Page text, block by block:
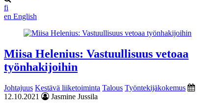
fi
en English
Miisa Helenius: Vastuullisuus vetoaa
työnhakijoihin
Johtajuus Kestävä liiketoiminta Talous Työntekijäkokemus
12.10.2021
Jasmine Jussila